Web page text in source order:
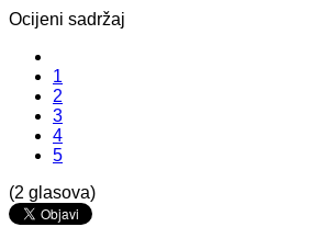
Ocijeni sadržaj
1
2
3
4
5
(2 glasova)